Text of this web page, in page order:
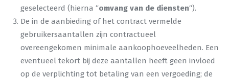
geselecteerd (hierna “omvang van de diensten“).
De in de aanbieding of het contract vermelde
gebruikersaantallen zijn contractueel
overeengekomen minimale aankoophoeveelheden. Een
eventueel tekort bij deze aantallen heeft geen invloed
op de verplichting tot betaling van een vergoeding; de